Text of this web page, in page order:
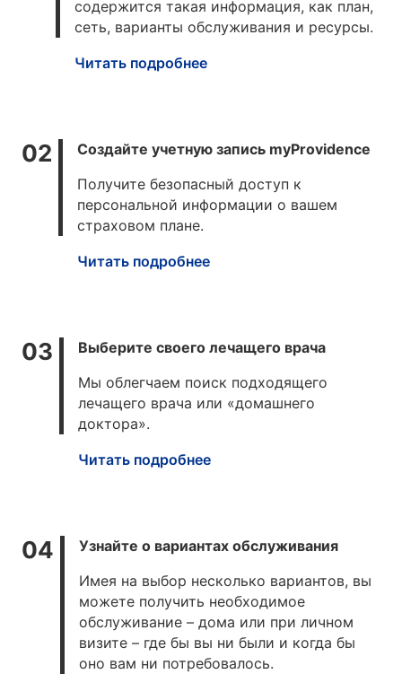
содержится такая информация, как план,
сеть, варианты обслуживания и ресурсы.
Читать подробнее
Создайте учетную запись myProvidence
Получите безопасный доступ к
персональной информации о вашем
страховом плане.
Читать подробнее
Выберите своего лечащего врача
Мы облегчаем поиск подходящего
лечащего врача или «домашнего
доктора».
Читать подробнее
Узнайте о вариантах обслуживания
Имея на выбор несколько вариантов, вы
можете получить необходимое
обслуживание – дома или при личном
визите – где бы вы ни были и когда бы
оно вам ни потребовалось.